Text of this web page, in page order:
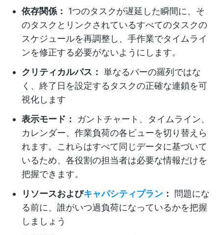
依存関係：
1つのタスクが遅延した瞬間に、そ
のタスクとリンクされているすべてのタスクの
スケジュールを再調整し、手作業でタイムライ
ンを修正する必要がないようにします。
クリティカルパス： 単なるバーの羅列ではな
く、終了日を設定するタスクの正確な連鎖を可
視化します
表示モード：
ガントチャート、タイムライン、
カレンダー、作業負荷の各ビューを切り替えら
れます。これらはすべて同じデータに基づいて
いるため、各役割の担当者は必要な情報だけを
把握できます。
リソースおよびキャパシティプラン ：
問題にな
る前に、誰がいつ過負荷になっているかを把握
しましょう